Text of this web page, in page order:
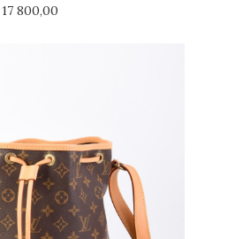
Pris
17 800,00